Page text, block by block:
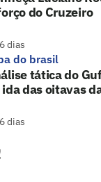
do Cruzeiro
dias
do brasil
tática do
das oitavas
dias